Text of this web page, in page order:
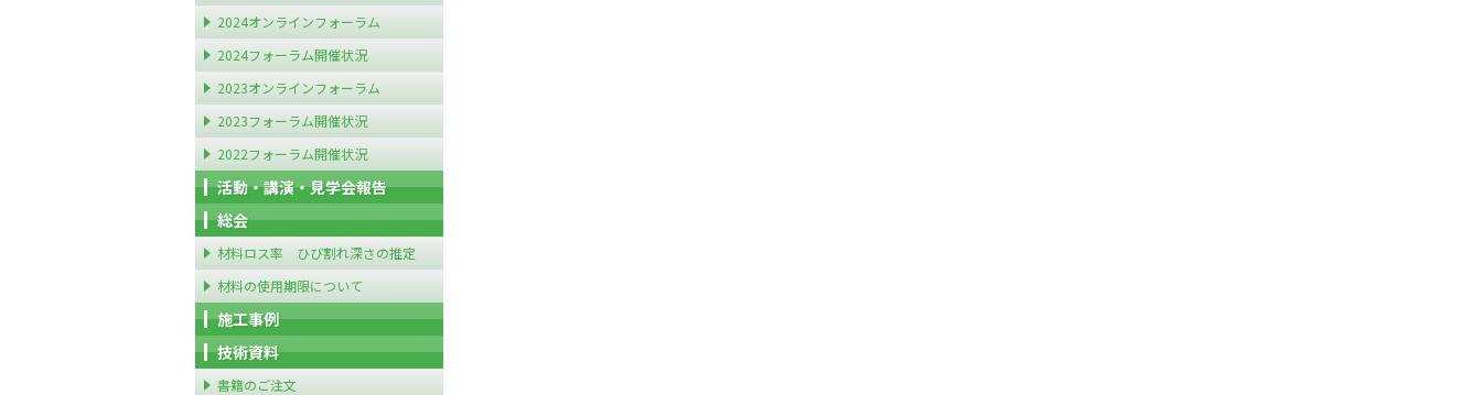
2024オンラインフォーラム
2024フォーラム開催状況
2023オンラインフォーラム
2023フォーラム開催状況
2022フォーラム開催状況
活動・講演・見学会報告
総会
材料ロス率 ひび割れ深さの推定
材料の使用期限について
施工事例
技術資料
書籍のご注文